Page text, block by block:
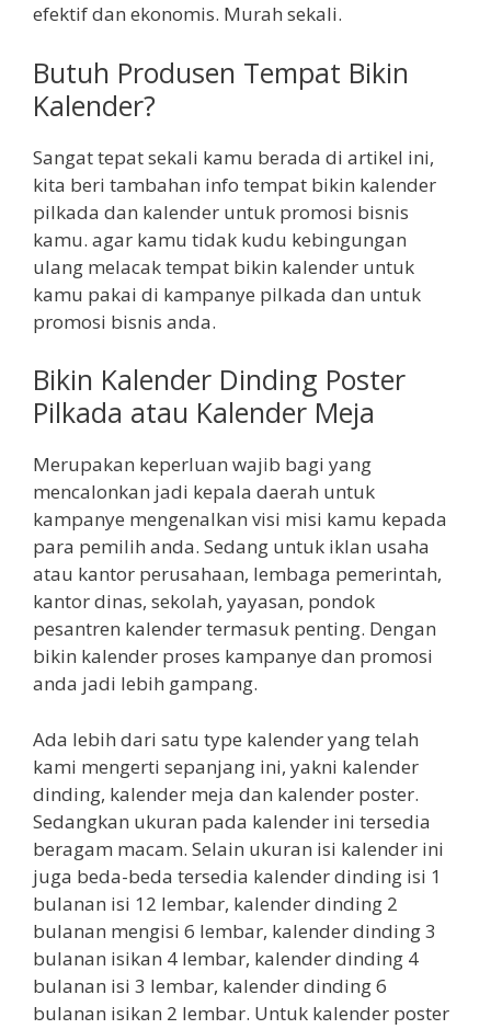
efektif dan ekonomis. Murah sekali.
Butuh Produsen Tempat Bikin
Kalender?
Sangat tepat sekali kamu berada di artikel ini,
kita beri tambahan info tempat bikin kalender
pilkada dan kalender untuk promosi bisnis
kamu. agar kamu tidak kudu kebingungan
ulang melacak tempat bikin kalender untuk
kamu pakai di kampanye pilkada dan untuk
promosi bisnis anda.
Bikin Kalender Dinding Poster
Pilkada atau Kalender Meja
Merupakan keperluan wajib bagi yang
mencalonkan jadi kepala daerah untuk
kampanye mengenalkan visi misi kamu kepada
para pemilih anda. Sedang untuk iklan usaha
atau kantor perusahaan, lembaga pemerintah,
kantor dinas, sekolah, yayasan, pondok
pesantren kalender termasuk penting. Dengan
bikin kalender proses kampanye dan promosi
anda jadi lebih gampang.
Ada lebih dari satu type kalender yang telah
kami mengerti sepanjang ini, yakni kalender
dinding, kalender meja dan kalender poster.
Sedangkan ukuran pada kalender ini tersedia
beragam macam. Selain ukuran isi kalender ini
juga beda-beda tersedia kalender dinding isi 1
bulanan isi 12 lembar, kalender dinding 2
bulanan mengisi 6 lembar, kalender dinding 3
bulanan isikan 4 lembar, kalender dinding 4
bulanan isi 3 lembar, kalender dinding 6
bulanan isikan 2 lembar. Untuk kalender poster